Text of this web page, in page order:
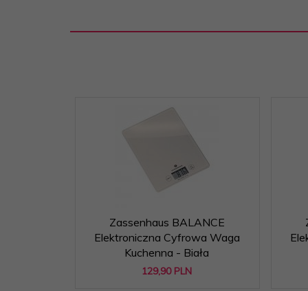
Zassenhaus BALANCE
Elektroniczna Cyfrowa Waga
Kuchenna - Biała
129,90 PLN